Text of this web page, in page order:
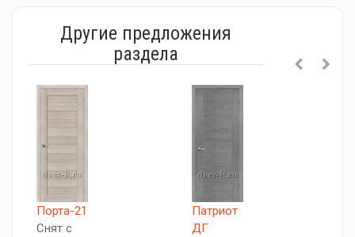
Другие предложения
раздела
Порта-21
Снят с
Патриот
ДГ